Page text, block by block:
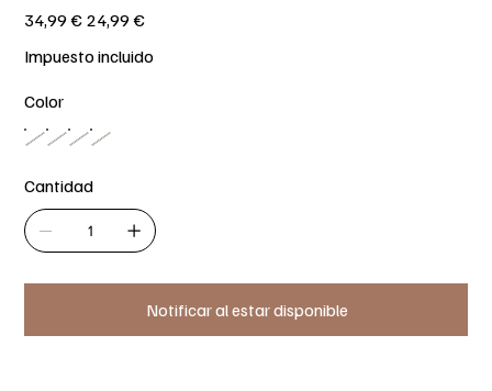
original
34,99 € de
24,99 €
Impuesto incluido
Color
Cantidad
Notificar al estar disponible